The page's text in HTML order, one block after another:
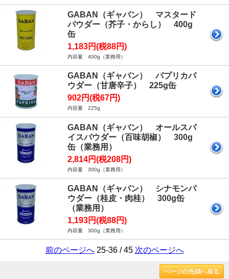
GABAN（ギャバン） マスタード
パウダー（芥子・からし） 400g
缶
1,183円(税88円)
内容量 400g（業務用）
GABAN（ギャバン） パプリカパ
ウダー（甘唐辛子） 225g缶
902円(税67円)
内容量 225g
GABAN（ギャバン） オールスパ
イスパウダー（百味胡椒） 300g
缶（業務用）
2,814円(税208円)
内容量 300g（業務用）
GABAN（ギャバン） シナモンパ
ウダー（桂皮・肉桂） 300g缶
（業務用）
1,193円(税88円)
内容量 300g（業務用）
前のページへ25-36 / 45 次のページへ
ページの先頭へ戻る